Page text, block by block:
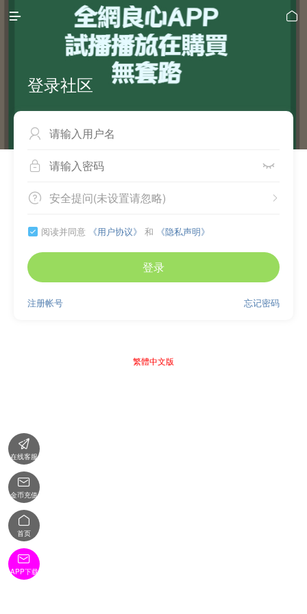
 
登录社区

 
 
安全提问(未设置请忽略)
 阅读并同意 《用户协议》 和 《隐私声明》
登录
忘记密码
注册帐号
繁體中文版

在线客服

金币充值

首页

APP下载